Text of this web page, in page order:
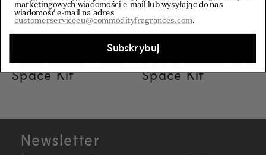
Moss Scent
Space Kit
Regular price
18€
Regular price
18€
Velvet Scent
Space Kit
18€
18€
Newsletter
marketingowych wiadomości e-mail lub wysyłając do nas
wiadomość e-mail na adres
customerserviceeu@commodityfragrances.com.
Subskrybuj